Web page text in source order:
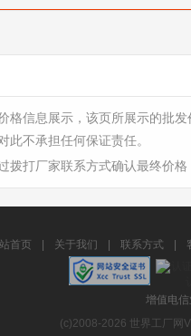
格信息展示，该页所展示的批
此不承担任何保证责任。
拨打厂家联系方式确认最终价
首页 关于我们 联系方式
增值电
(c)2008-2026 世界工厂网